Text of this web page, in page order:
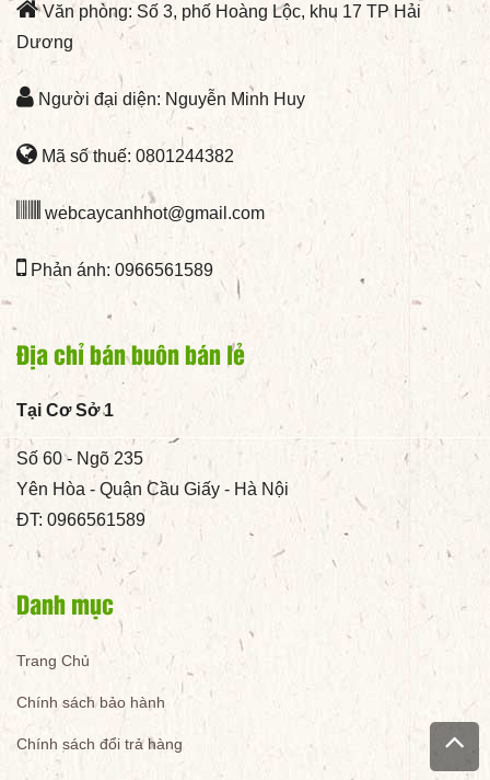
Văn phòng: Số 3, phố Hoàng Lộc, khu 17 TP Hải
Dương
Người đại diện: Nguyễn Minh Huy
Mã số thuế: 0801244382
webcaycanhhot@gmail.com
Phản ánh: 0966561589
Địa chỉ bán buôn bán lẻ
Tại Cơ Sở 1
Số 60 - Ngõ 235
Yên Hòa - Quận Cầu Giấy - Hà Nội
ĐT: 0966561589
Danh mục
Trang Chủ
Chính sách bảo hành
Chính sách đổi trả hàng